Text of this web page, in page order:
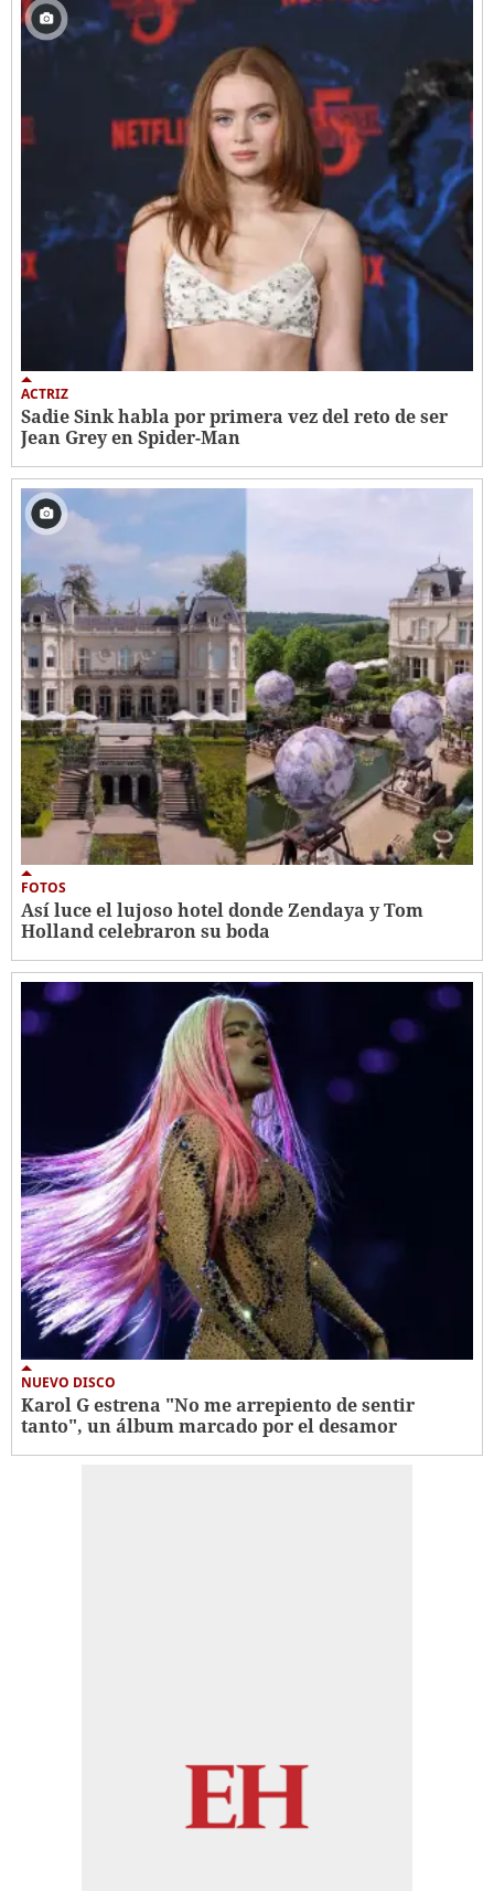
ACTRIZ
Sadie Sink habla por primera vez del reto de ser
Jean Grey en Spider-Man
FOTOS
Así luce el lujoso hotel donde Zendaya y Tom
Holland celebraron su boda
NUEVO DISCO
Karol G estrena "No me arrepiento de sentir
tanto", un álbum marcado por el desamor